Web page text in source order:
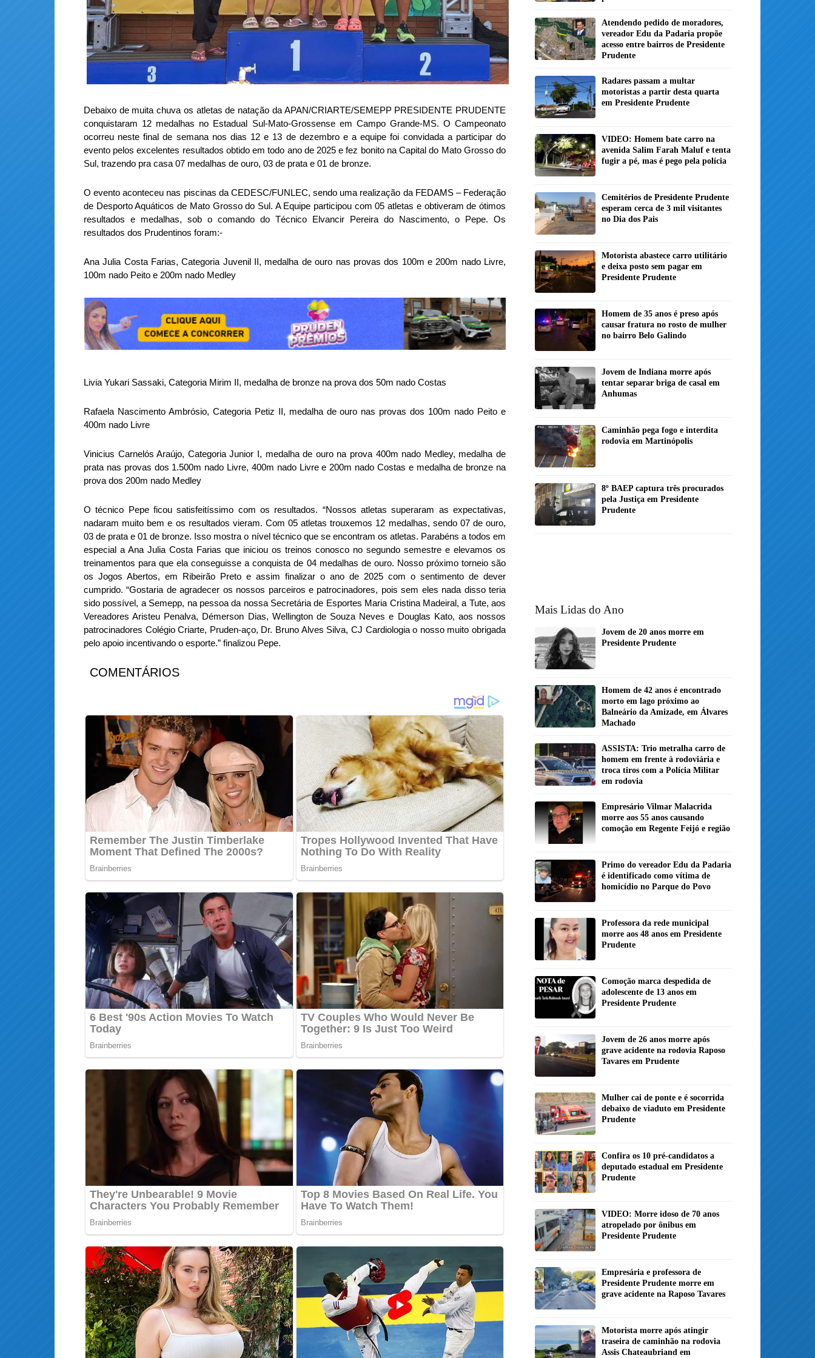
Debaixo de muita chuva os atletas de natação da APAN/CRIARTE/SEMEPP PRESIDENTE PRUDENTE
conquistaram 12 medalhas no Estadual Sul-Mato-Grossense em Campo Grande-MS. O Campeonato
ocorreu neste final de semana nos dias 12 e 13 de dezembro e a equipe foi convidada a participar do
evento pelos excelentes resultados obtido em todo ano de 2025 e fez bonito na Capital do Mato Grosso do
Sul, trazendo pra casa 07 medalhas de ouro, 03 de prata e 01 de bronze.
O evento aconteceu nas piscinas da CEDESC/FUNLEC, sendo uma realização da FEDAMS – Federação
de Desporto Aquáticos de Mato Grosso do Sul. A Equipe participou com 05 atletas e obtiveram de ótimos
resultados e medalhas, sob o comando do Técnico Elvancir Pereira do Nascimento, o Pepe. Os
resultados dos Prudentinos foram:-
Ana Julia Costa Farias, Categoria Juvenil II, medalha de ouro nas provas dos 100m e 200m nado Livre,
100m nado Peito e 200m nado Medley
Livia Yukari Sassaki, Categoria Mirim II, medalha de bronze na prova dos 50m nado Costas
Rafaela Nascimento Ambrósio, Categoria Petiz II, medalha de ouro nas provas dos 100m nado Peito e
400m nado Livre
Vinicius Carnelós Araújo, Categoria Junior I, medalha de ouro na prova 400m nado Medley, medalha de
prata nas provas dos 1.500m nado Livre, 400m nado Livre e 200m nado Costas e medalha de bronze na
prova dos 200m nado Medley
O técnico Pepeficousatisfeitíssimo com os resultados. “Nossos atletas superaram as expectativas,
nadaram muito bem e os resultados vieram. Com 05 atletas trouxemos 12 medalhas, sendo 07 de ouro,
03 de prata e 01 de bronze. Isso mostra o nível técnico que se encontram os atletas. Parabéns a todos em
especial a Ana Julia Costa Farias que iniciou os treinos conosco no segundo semestre e elevamos os
treinamentos para que ela conseguisse a conquista de 04 medalhas de ouro. Nosso próximo torneio são
os Jogos Abertos, em Ribeirão Preto e assim finalizar o ano de 2025 com o sentimento de dever
cumprido. “Gostaria de agradecer os nossos parceiros e patrocinadores, pois sem eles nada disso teria
sido possível, a Semepp, na pessoa da nossa Secretária de Esportes Maria Cristina Madeiral, a Tute, aos
Vereadores Aristeu Penalva, Démerson Dias, Wellington de Souza Neves e Douglas Kato, aos nossos
patrocinadores Colégio Criarte, Pruden-aço, Dr. Bruno Alves Silva, CJ Cardiologia o nosso muito obrigada
pelo apoio incentivando o esporte.” finalizou Pepe.
COMENTÁRIOS
Atendendo pedido de moradores,
vereador Edu da Padaria propõe
acesso entre bairros de Presidente
Prudente
Radares passam a multar
motoristas a partir desta quarta
em Presidente Prudente
VIDEO: Homem bate carro na
avenida Salim Farah Maluf e tenta
fugir a pé, mas é pego pela polícia
Cemitérios de Presidente Prudente
esperam cerca de 3 mil visitantes
no Dia dos Pais
Motorista abastece carro utilitário
e deixa posto sem pagar em
Presidente Prudente
Homem de 35 anos é preso após
causar fratura no rosto de mulher
no bairro Belo Galindo
Jovem de Indiana morre após
tentar separar briga de casal em
Anhumas
Caminhão pega fogo e interdita
rodovia em Martinópolis
8º BAEP captura três procurados
pela Justiça em Presidente
Prudente
Mais Lidas do Ano
Jovem de 20 anos morre em
Presidente Prudente
Homem de 42 anos é encontrado
morto em lago próximo ao
Balneário da Amizade, em Álvares
Machado
ASSISTA: Trio metralha carro de
homem em frente à rodoviária e
troca tiros com a Polícia Militar
em rodovia
Empresário Vilmar Malacrida
morre aos 55 anos causando
comoção em Regente Feijó e região
Primo do vereador Edu da Padaria
é identificado como vítima de
homicídio no Parque do Povo
Professora da rede municipal
morre aos 48 anos em Presidente
Prudente
Comoção marca despedida de
adolescente de 13 anos em
Presidente Prudente
Jovem de 26 anos morre após
grave acidente na rodovia Raposo
Tavares em Prudente
Mulher cai de ponte e é socorrida
debaixo de viaduto em Presidente
Prudente
Confira os 10 pré-candidatos a
deputado estadual em Presidente
Prudente
VIDEO: Morre idoso de 70 anos
atropelado por ônibus em
Presidente Prudente
Empresária e professora de
Presidente Prudente morre em
grave acidente na Raposo Tavares
Motorista morre após atingir
traseira de caminhão na rodovia
Assis Chateaubriand em